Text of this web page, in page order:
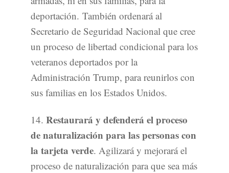
deportación. También ordenará al
Secretario de Seguridad Nacional que cree
un proceso de libertad condicional para los
veteranos deportados por la
Administración Trump, para reunirlos con
sus familias en los Estados Unidos.
14. Restaurará y defenderá el proceso
de naturalización para las personas con
la tarjeta verde. Agilizará y mejorará el
proceso de naturalización para que sea más